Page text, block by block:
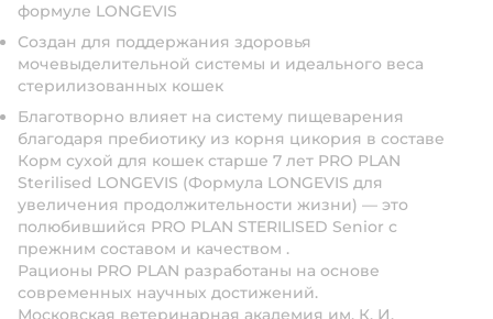
формуле LONGEVIS
Создан для поддержания здоровья
мочевыделительной системы и идеального веса
стерилизованных кошек
Благотворно влияет на систему пищеварения
благодаря пребиотику из корня цикория в составе
Корм сухой для кошек старше 7 лет PRO PLAN
Sterilised LONGEVIS (Формула LONGEVIS для
увеличения продолжительности жизни) — это
полюбившийся PRO PLAN STERILISED Senior с
прежним составом и качеством .
Рационы PRO PLAN разработаны на основе
современных научных достижений.
Московская ветеринарная академия им. К. И.